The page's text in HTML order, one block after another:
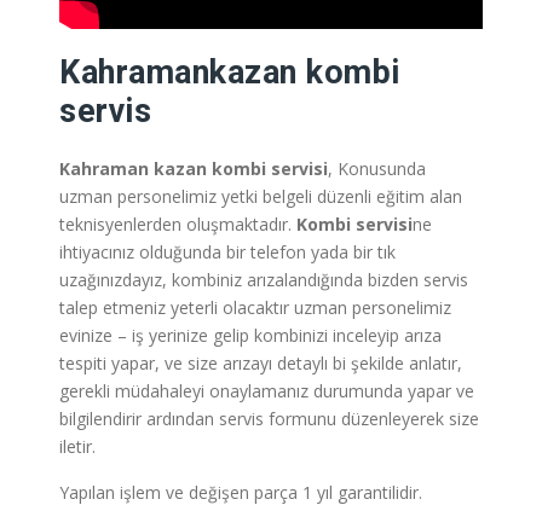
Kahramankazan kombi
servis
Kahraman kazan kombi servisi, Konusunda
uzman personelimiz yetki belgeli düzenli eğitim alan
teknisyenlerden oluşmaktadır. Kombi servisine
ihtiyacınız olduğunda bir telefon yada bir tık
uzağınızdayız, kombiniz arızalandığında bizden servis
talep etmeniz yeterli olacaktır uzman personelimiz
evinize – iş yerinize gelip kombinizi inceleyip arıza
tespiti yapar, ve size arızayı detaylı bi şekilde anlatır,
gerekli müdahaleyi onaylamanız durumunda yapar ve
bilgilendirir ardından servis formunu düzenleyerek size
iletir.
Yapılan işlem ve değişen parça 1 yıl garantilidir.